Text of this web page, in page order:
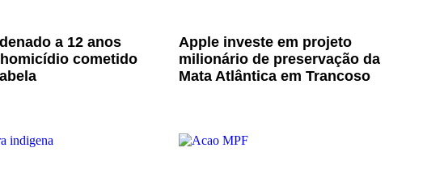
a 12 anos
cometido
Apple investe em projeto
milionário de preservação da
Mata Atlântica em Trancoso